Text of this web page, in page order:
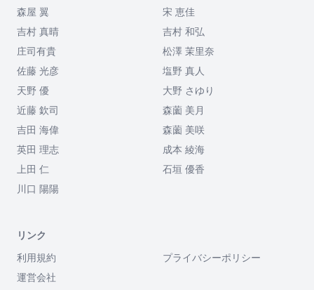
森屋 翼
宋 恵佳
吉村 真晴
吉村 和弘
庄司有貴
松澤 茉里奈
佐藤 光彦
塩野 真人
天野 優
大野 さゆり
近藤 欽司
森薗 美月
吉田 海偉
森薗 美咲
英田 理志
成本 綾海
上田 仁
石垣 優香
川口 陽陽
リンク
利用規約
プライバシーポリシー
運営会社